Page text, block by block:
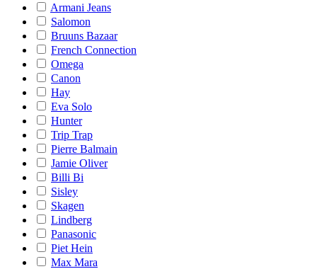
Armani Jeans
Salomon
Bruuns Bazaar
French Connection
Omega
Canon
Hay
Eva Solo
Hunter
Trip Trap
Pierre Balmain
Jamie Oliver
Billi Bi
Sisley
Skagen
Lindberg
Panasonic
Piet Hein
Max Mara